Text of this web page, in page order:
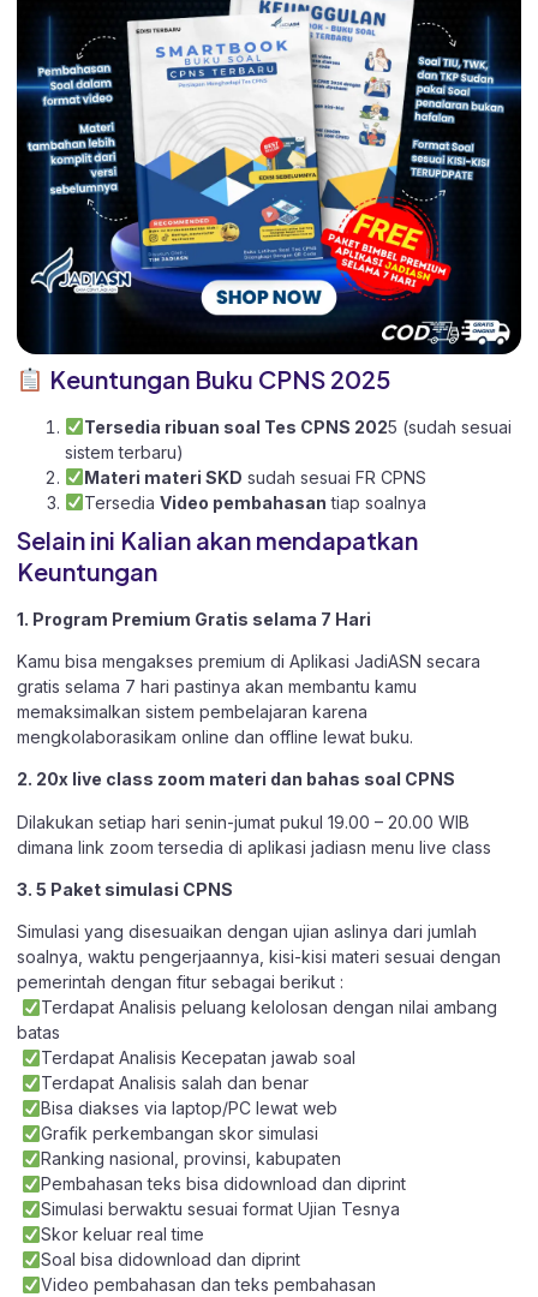
Keuntungan Buku CPNS 2025
Tersedia ribuan soal Tes CPNS 2025 (sudah sesuai
sistem terbaru)
Materi materi SKD sudah sesuai FR CPNS
Tersedia Video pembahasan tiap soalnya
Selain ini Kalian akan mendapatkan
Keuntungan
1. Program Premium Gratis selama 7 Hari
Kamu bisa mengakses premium di Aplikasi JadiASN secara
gratis selama 7 hari pastinya akan membantu kamu
memaksimalkan sistem pembelajaran karena
mengkolaborasikam online dan offline lewat buku.
2. 20x live class zoom materi dan bahas soal CPNS
Dilakukan setiap hari senin-jumat pukul 19.00 – 20.00 WIB
dimana link zoom tersedia di aplikasi jadiasn menu live class
3. 5 Paket simulasi CPNS
Simulasi yang disesuaikan dengan ujian aslinya dari jumlah
soalnya, waktu pengerjaannya, kisi-kisi materi sesuai dengan
pemerintah dengan fitur sebagai berikut :
Terdapat Analisis peluang kelolosan dengan nilai ambang
batas
Terdapat Analisis Kecepatan jawab soal
Terdapat Analisis salah dan benar
Bisa diakses via laptop/PC lewat web
Grafik perkembangan skor simulasi
Ranking nasional, provinsi, kabupaten
Pembahasan teks bisa didownload dan diprint
Simulasi berwaktu sesuai format Ujian Tesnya
Skor keluar real time
Soal bisa didownload dan diprint
Video pembahasan dan teks pembahasan